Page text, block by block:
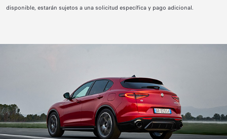
disponible, estarán sujetos a una solicitud específica y pago adicional.